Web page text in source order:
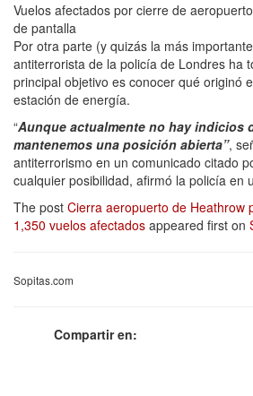
Vuelos afectados por cierre de
de pantalla
Por otra parte (y quizás la más
antiterrorista de la policía de Londres ha
principal objetivo es conocer qué originó
estación de energía.
“Aunque actualmente no hay indicios
mantenemos una posición abierta”,
antiterrorismo en un comunicado citado
cualquier posibilidad, afirmó la policía en
The post Cierra aeropuerto de
1,350 vuelos afectados appeared first on
Sopitas.com
Compartir en: